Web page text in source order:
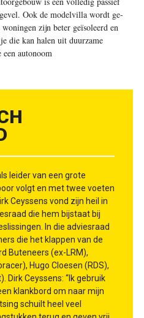
Ook de modelvilla wordt ge-
zijn beter geïsoleerd en
die kan halen uit duurzame
autonoom
leider van een grote
volgt en met twee voeten
Ceyssens vond zijn heil in
die hem bijstaat bij
In die adviesraad
die het klappen van de
Buteneers (ex-LRM),
Hugo Cloesen (RDS),
Dirk Ceyssens: “Ik gebruik
klankbord om naar mijn
schuilt heel veel